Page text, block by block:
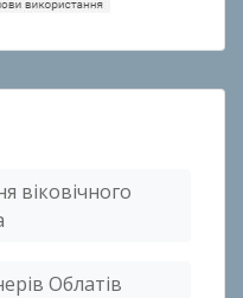
віковічного
Облатів